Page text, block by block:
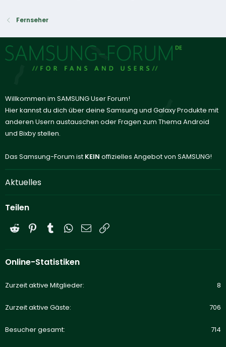
Fernseher
Willkommen im SAMSUNG User Forum!
Hier kannst du dich über deine Samsung und Galaxy Produkte mit
anderen Usern austauschen oder Fragen zum Thema Android
und Bixby stellen.
Das Samsung-Forum ist KEIN offizielles Angebot von SAMSUNG!
Aktuelles
Teilen
Reddit PinterestTumblrWhatsApp
E-Mail
Online-Statistiken
Zurzeit aktive Mitglieder 8
Zurzeit aktive Gäste 706
Besucher gesamt 714